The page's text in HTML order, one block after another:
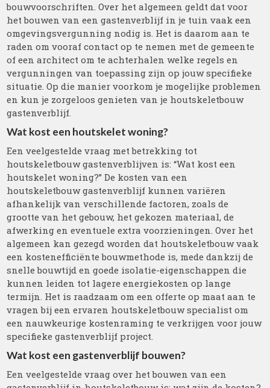
bouwvoorschriften. Over het algemeen geldt dat voor
het bouwen van een gastenverblijf in je tuin vaak een
omgevingsvergunning nodig is. Het is daarom aan te
raden om vooraf contact op te nemen met de gemeente
of een architect om te achterhalen welke regels en
vergunningen van toepassing zijn op jouw specifieke
situatie. Op die manier voorkom je mogelijke problemen
en kun je zorgeloos genieten van je houtskeletbouw
gastenverblijf.
Wat kost een houtskelet woning?
Een veelgestelde vraag met betrekking tot
houtskeletbouw gastenverblijven is: “Wat kost een
houtskelet woning?” De kosten van een
houtskeletbouw gastenverblijf kunnen variëren
afhankelijk van verschillende factoren, zoals de
grootte van het gebouw, het gekozen materiaal, de
afwerking en eventuele extra voorzieningen. Over het
algemeen kan gezegd worden dat houtskeletbouw vaak
een kostenefficiënte bouwmethode is, mede dankzij de
snelle bouwtijd en goede isolatie-eigenschappen die
kunnen leiden tot lagere energiekosten op lange
termijn. Het is raadzaam om een offerte op maat aan te
vragen bij een ervaren houtskeletbouw specialist om
een nauwkeurige kostenraming te verkrijgen voor jouw
specifieke gastenverblijf project.
Wat kost een gastenverblijf bouwen?
Een veelgestelde vraag over het bouwen van een